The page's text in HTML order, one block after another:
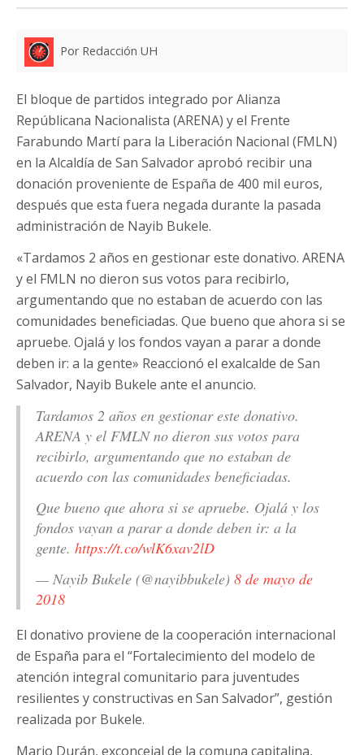
Por Redacción UH
El bloque de partidos integrado por Alianza
Repúblicana Nacionalista (ARENA) y el Frente
Farabundo Martí para la Liberación Nacional (FMLN)
en la Alcaldía de San Salvador aprobó recibir una
donación proveniente de España de 400 mil euros,
después que esta fuera negada durante la pasada
administración de Nayib Bukele.
«Tardamos 2 años en gestionar este donativo. ARENA
y el FMLN no dieron sus votos para recibirlo,
argumentando que no estaban de acuerdo con las
comunidades beneficiadas. Que bueno que ahora si se
apruebe. Ojalá y los fondos vayan a parar a donde
deben ir: a la gente» Reaccionó el exalcalde de San
Salvador, Nayib Bukele ante el anuncio.
Tardamos 2 años en gestionar este donativo.
ARENA y el FMLN no dieron sus votos para
recibirlo, argumentando que no estaban de
acuerdo con las comunidades beneficiadas.
Que bueno que ahora si se apruebe. Ojalá y los
fondos vayan a parar a donde deben ir: a la
gente. https://t.co/wlK6xav2lD
— Nayib Bukele (@nayibbukele) 8 de mayo de
2018
El donativo proviene de la cooperación internacional
de España para el “Fortalecimiento del modelo de
atención integral comunitario para juventudes
resilientes y constructivas en San Salvador”, gestión
realizada por Bukele.
Mario Durán, exconcejal de la comuna capitalina,